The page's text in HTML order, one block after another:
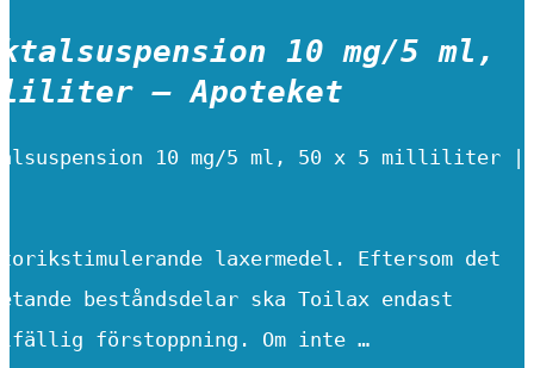
10 mg/5 ml,
– Apoteket
10 mg/5 ml, 50 x 5 milliliter |
laxermedel. Eftersom det
beståndsdelar ska Toilax endast
förstoppning. Om inte …